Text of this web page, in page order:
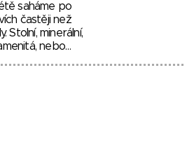
saháme po
častěji než
Stolní, minerální,
nebo…